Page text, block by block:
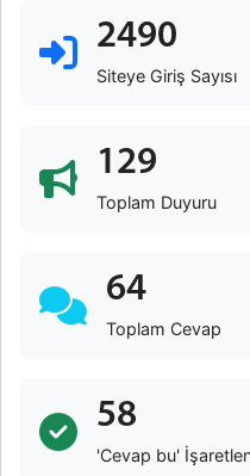
2490
Siteye Giriş Sayısı
129
Toplam Duyuru
64
Toplam Cevap
58
'Cevap bu'